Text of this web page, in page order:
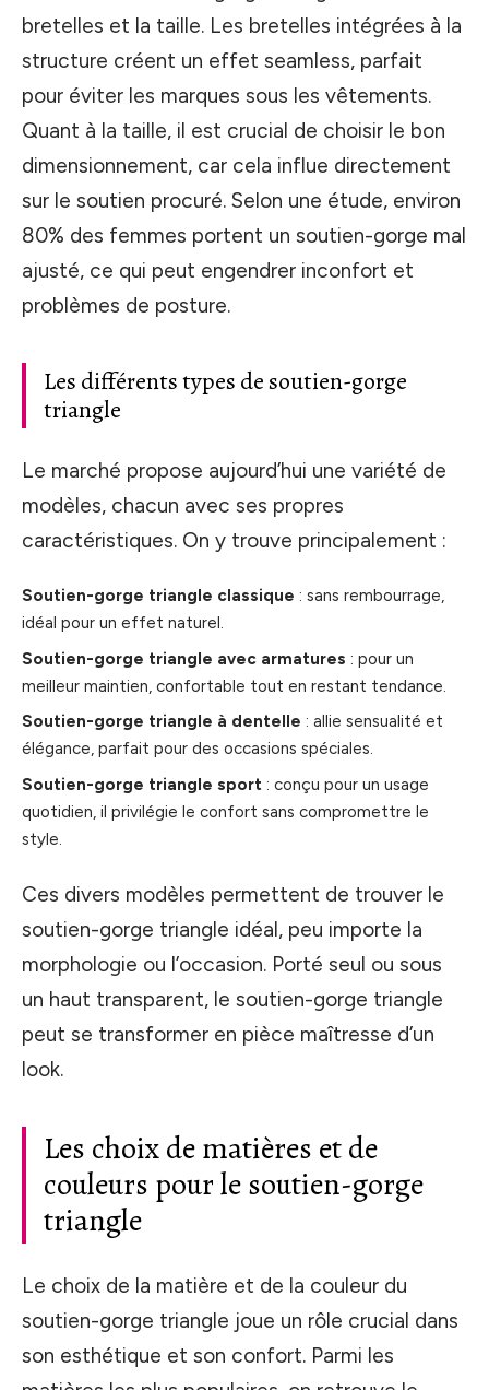
bretelles et la taille. Les bretelles intégrées à la
structure créent un effet seamless, parfait
pour éviter les marques sous les vêtements.
Quant à la taille, il est crucial de choisir le bon
dimensionnement, car cela influe directement
sur le soutien procuré. Selon une étude, environ
80% des femmes portent un soutien-gorge mal
ajusté, ce qui peut engendrer inconfort et
problèmes de posture.
Les différents types de soutien-gorge
triangle
Le marché propose aujourd’hui une variété de
modèles, chacun avec ses propres
caractéristiques. On y trouve principalement :
Soutien-gorge triangle classique : sans rembourrage,
idéal pour un effet naturel.
Soutien-gorge triangle avec armatures : pour un
meilleur maintien, confortable tout en restant tendance.
Soutien-gorge triangle à dentelle : allie sensualité et
élégance, parfait pour des occasions spéciales.
Soutien-gorge triangle sport : conçu pour un usage
quotidien, il privilégie le confort sans compromettre le
style.
Ces divers modèles permettent de trouver le
soutien-gorge triangle idéal, peu importe la
morphologie ou l’occasion. Porté seul ou sous
un haut transparent, le soutien-gorge triangle
peut se transformer en pièce maîtresse d’un
look.
Les choix de matières et de
couleurs pour le soutien-gorge
triangle
Le choix de la matière et de la couleur du
soutien-gorge triangle joue un rôle crucial dans
son esthétique et son confort. Parmi les